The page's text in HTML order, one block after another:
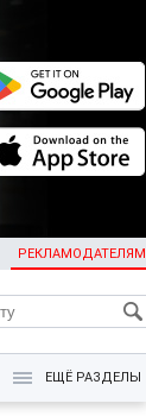
РЕКЛАМОДАТЕЛЯМ
KG
ЕЩЁ РАЗДЕЛЫ